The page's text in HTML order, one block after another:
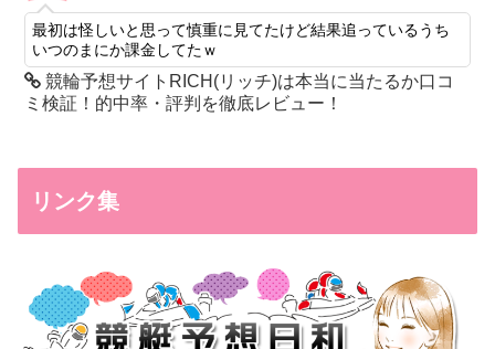
最初は怪しいと思って慎重に見てたけど結果追っているうち
いつのまにか課金してたｗ
競輪予想サイトRICH(リッチ)は本当に当たるか口コ
ミ検証！的中率・評判を徹底レビュー！
リンク集